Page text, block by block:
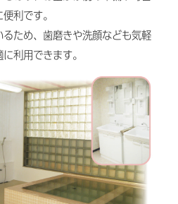
利です。
ため、歯磨きや洗顔なども気軽
利用できます。